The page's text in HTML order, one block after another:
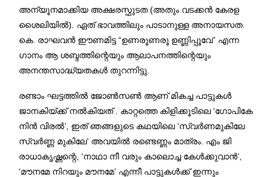
അന്യൂനമാക്കിയ അക്ഷരസ്ഫുടത (അതും വടക്കൻ കേരള
ശൈലിയിൽ). ഏത് ഭാവത്തിലും പാടാനുള്ള അനായസത.
കെ. രാഘവൻ ഈണമിട്ട “ഉണരൂണരൂ ഉണ്ണിപ്പൂവേ” എന്ന
ഗാനം ആ ശബ്ദത്തിന്റെയും ആലാപനത്തിന്റെയും
അനന്തസാദ്ധ്യതകൾ തുറന്നിട്ടു.
രണ്ടാം ഘട്ടത്തിൽ ജോൺസൺ ആണ് മികച്ച പാട്ടുകൾ
ജാനകിയ്ക്ക് നൽകിയത് . കാറ്റത്തെ കിളിക്കൂടിലെ ‘ഗോപികേ
നിൻ വിരൽ’, ഇത് ഞങ്ങളുടെ കഥയിലെ ‘സ്വർണമുകിലേ
സ്വർണ്ണ മുകിലേ’ അവയിൽ രണ്ടെണ്ണം മാത്രം. എം ജി
രാധാകൃഷ്ണന്റെ, ‘നാഥാ നീ വരും കാലൊച്ച കേൾക്കുവാൻ’,
‘മൗനമേ നിറയും മൗനമേ’ എന്നീ പാട്ടുകൾക്ക് ഇന്നും